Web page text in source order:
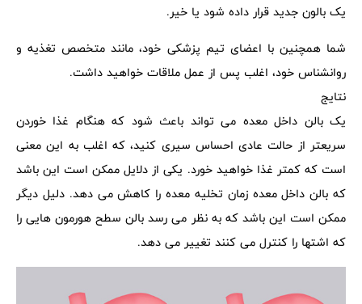
یک بالون جدید قرار داده شود یا خیر.
شما همچنین با اعضای تیم پزشکی خود، مانند متخصص تغذیه و
روانشناس خود، اغلب پس از عمل ملاقات خواهید داشت.
نتایج
یک بالن داخل معده می تواند باعث شود که هنگام غذا خوردن
سریعتر از حالت عادی احساس سیری کنید، که اغلب به این معنی
است که کمتر غذا خواهید خورد. یکی از دلایل ممکن است این باشد
که بالن داخل معده زمان تخلیه معده را کاهش می دهد. دلیل دیگر
ممکن است این باشد که به نظر می رسد بالن سطح هورمون هایی را
که اشتها را کنترل می کنند تغییر می دهد.